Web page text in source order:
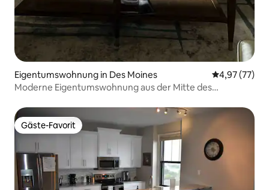
Eigentumswohnung in Des Moines
4,97 (77)
Moderne Eigentumswohnung aus der Mitte des
Gäste-Favorit
Gäste-Favorit